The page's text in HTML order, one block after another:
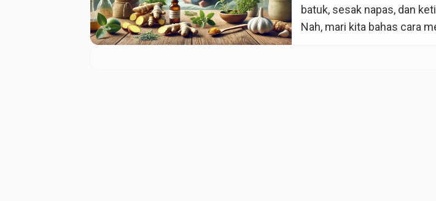
batuk, sesak napas, dan
Nah, mari kita bahas cara